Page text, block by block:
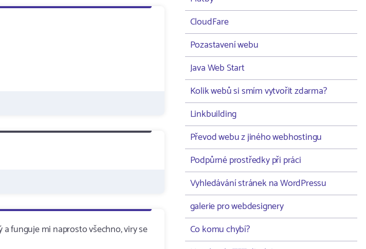
funguje mi naprosto všechno, viry se
CloudFare
Pozastavení webu
Java Web Start
Kolik webů si smím vytvořit zdarma?
Linkbuilding
Převod webu z jiného webhostingu
Podpůrné prostředky při práci
Vyhledávání stránek na WordPressu
galerie pro webdesignery
Co komu chybí?